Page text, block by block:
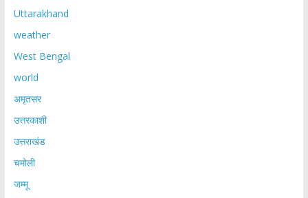
Uttarakhand
weather
West Bengal
world
अमृतसर
उत्तरकाशी
उत्तराखंड
चमोली
जम्मू